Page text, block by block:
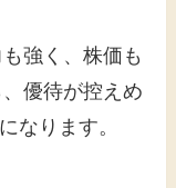
強く、株価も
優待が控えめ
なります。